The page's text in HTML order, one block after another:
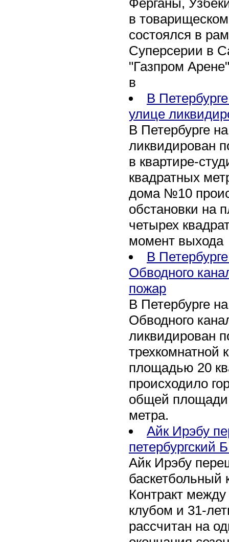
в
состоялся в
Суперсерии в
"Газпром
в
В
улице
В Петербурге
ликвидирован
в квартире-
квадратных
дома №10
обстановки на
четырех
момент выхода
В
Обводного
пожар
В Петербурге
Обводного
ликвидирован
трехкомнатной
площадью 20
происходило
общей площади
метра.
Айк Ирэбу
петербургский
Айк Ирэбу
баскетбольный
Контракт между
клубом и 31-
рассчитан на